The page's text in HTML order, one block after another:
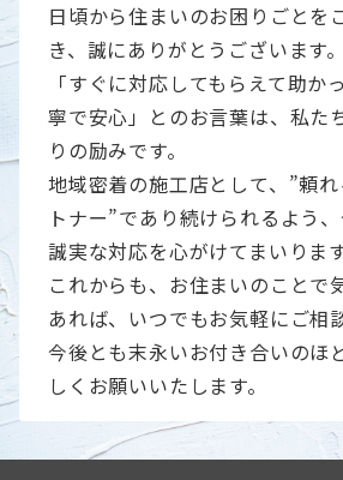
日頃から住まいのお困りごとを
き、誠にありがとうございます。
「すぐに対応してもらえて助か
寧で安心」とのお言葉は、私た
りの励みです。
地域密着の施工店として、”頼
トナー”であり続けられるよう
誠実な対応を心がけてまいります
これからも、お住まいのことで
あれば、いつでもお気軽にご相
今後とも末永いお付き合いのほ
しくお願いいたします。